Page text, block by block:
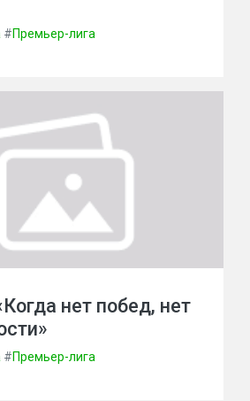
#Премьер-лига
нет побед, нет
#Премьер-лига